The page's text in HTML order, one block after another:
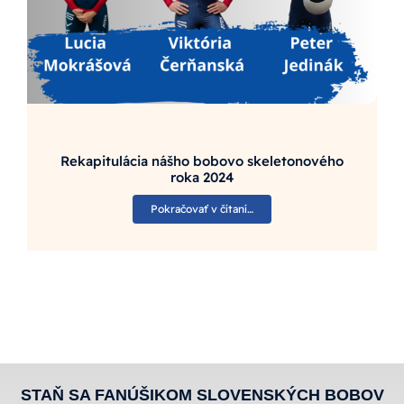
Rekapitulácia nášho bobovo skeletonového
roka 2024
Pokračovať v čítaní…
STAŇ SA FANÚŠIKOM SLOVENSKÝCH BOBOV